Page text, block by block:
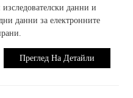
данни и
данни за електронните
Преглед На Детайли